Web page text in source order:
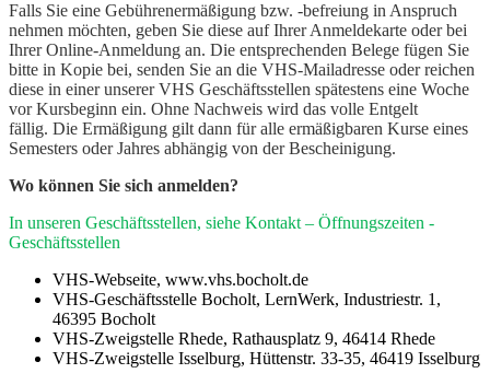
Falls Sie eine Gebührenermäßigung bzw. -befreiung in Anspruch
nehmen möchten, geben Sie diese auf Ihrer Anmeldekarte oder bei
Ihrer Online-Anmeldung an. Die entsprechenden Belege fügen Sie
bitte in Kopie bei, senden Sie an die VHS-Mailadresse oder reichen
diese in einer unserer VHS Geschäftsstellen spätestens eine Woche
vor Kursbeginn ein. Ohne Nachweis wird das volle Entgelt
fällig. Die Ermäßigung gilt dann für alle ermäßigbaren Kurse eines
Semesters oder Jahres abhängig von der Bescheinigung.
Wo können Sie sich anmelden?
In unseren Geschäftsstellen, siehe Kontakt – Öffnungszeiten -
Geschäftsstellen
VHS-Webseite, www.vhs.bocholt.de
VHS-Geschäftsstelle Bocholt, LernWerk, Industriestr. 1,
46395 Bocholt
VHS-Zweigstelle Rhede, Rathausplatz 9, 46414 Rhede
VHS-Zweigstelle Isselburg, Hüttenstr. 33-35, 46419 Isselburg